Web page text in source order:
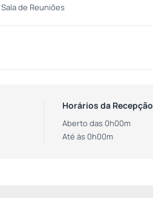
Sala de Reuniões
Horários da Recepção
Aberto das 0h00m
Até às 0h00m